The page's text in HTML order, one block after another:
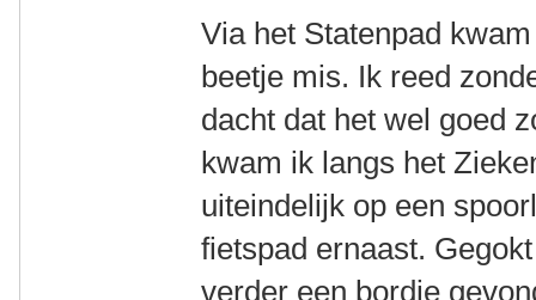
Via het Statenpad
beetje mis. Ik reed
dacht dat het wel goed
kwam ik langs het
uiteindelijk op een
fietspad ernaast.
verder een bordje